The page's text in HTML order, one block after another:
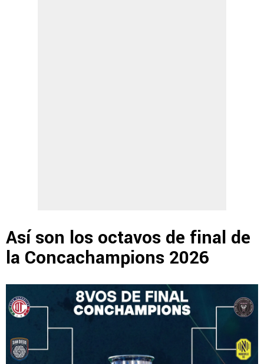
Así son los octavos de final de
la Concachampions 2026